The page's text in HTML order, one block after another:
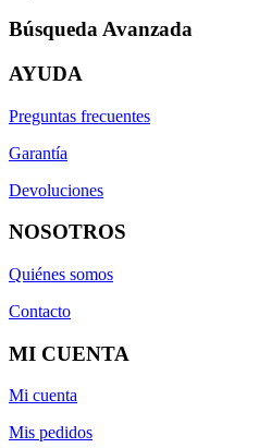
Búsqueda Avanzada
AYUDA
Preguntas frecuentes
Garantía
Devoluciones
NOSOTROS
Quiénes somos
Contacto
MI CUENTA
Mi cuenta
Mis pedidos